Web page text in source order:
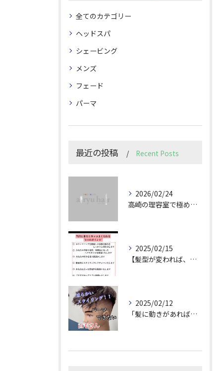
全てのカテゴリー
ヘッドスパ
シェービング
メンズ
フェード
パーマ
最近の投稿 Recent Posts
2026/02/24
高崎の理容室で極めるメンズカット技術
2025/02/15
【髪型が変われば、人生が変わる。
2025/02/12
「髪に動きがあれば印象は変わる！」